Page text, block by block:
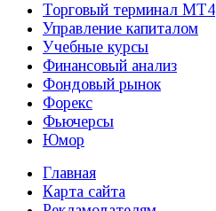
Торговый терминал МТ4
Управление капиталом
Учебные курсы
Финансовый анализ
Фондовый рынок
Форекс
Фьючерсы
Юмор
Главная
Карта сайта